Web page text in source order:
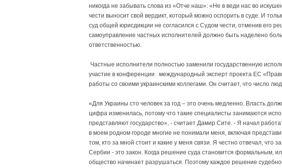
никогда не забывать слова из «Отче наш»: «Не в веди нас во
чести выносит свой вердикт, который можно оспорить в суде. И
суд общей юрисдикции не согласился с Судом чести, отменив его
самоуправление частных исполнителей должно быть наделено
ответственностью.
Частные исполнители полностью заменили государственную
участие в конференции международный эксперт проекта ЕС
работы со своими украинскими коллегами. Он считает, что число
«Для Украины сто человек за год – это очень медленно. Власть
цифра изменилась, потому что такие специалисты занимаются
представляют государство», - считает Дамир Сите. - Я начал
в моем родном городе многие не понимали меня, включая
том, кто за мной стоит и какие у меня связи. Я честно отвечал, что
Сербии - это закон. Когда решение суда становится формальным,
общество начинает разрушаться. Поэтому каждое решение